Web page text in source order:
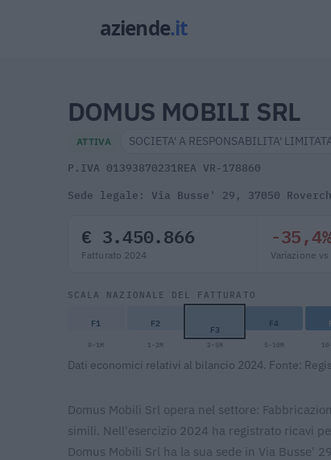
DOMUS MOBILI SRL
ATTIVA SOCIETA' A RESPONSABILITA'
P.IVA 01393870231REA VR-178860
Sede legale: Via Busse' 29, 37050
€ 3.450.866
Fatturato 2024
-
Variazione
SCALA NAZIONALE DEL FATTURATO
F1 F2 F3 F4
0-1M 1-2M 2-5M 5-10M
Dati economici relativi al bilancio 2024. Fonte:
Domus Mobili Srl opera nel settore:
simili. Nell'esercizio 2024 ha registrato ricavi
Domus Mobili Srl ha la sua sede in Via Busse'